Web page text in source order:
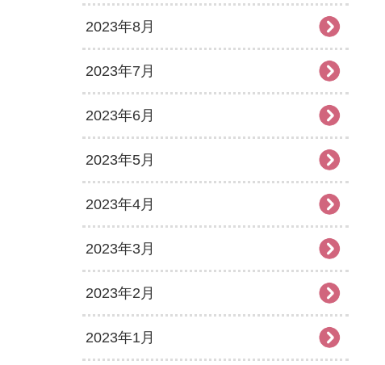
2023年8月
2023年7月
2023年6月
2023年5月
2023年4月
2023年3月
2023年2月
2023年1月